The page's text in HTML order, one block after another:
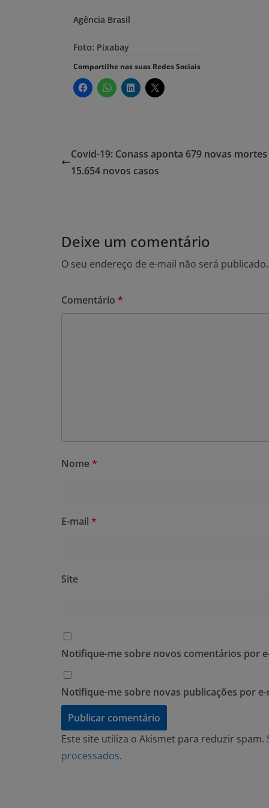
Agência Brasil
Foto: Pixabay
Compartilhe nas suas Redes Sociais
Covid-19: Conass aponta 679 novas mortes
15.654 novos casos
Deixe um comentário
O seu endereço de e-mail não será publicado.
Comentário *
Nome*
E-mail *
Site
Notifique-me sobre novos comentários por
Notifique-me sobre novas publicações por e-
Este site utiliza o Akismet para reduzir spam.
processados.